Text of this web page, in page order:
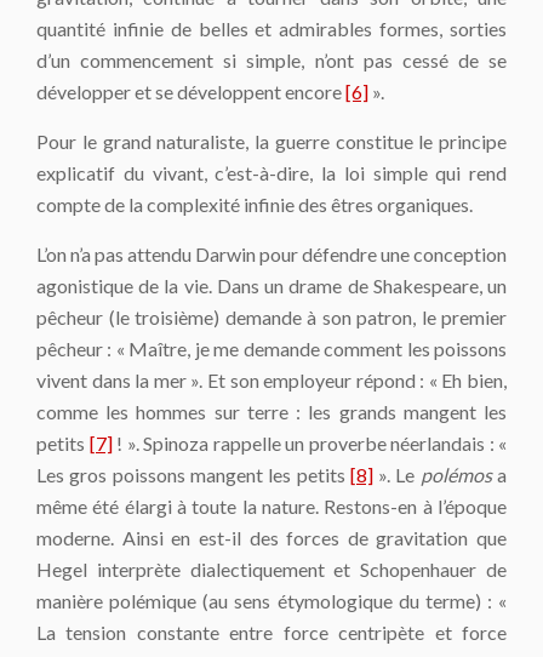
quantité infinie de belles et admirables formes, sorties
d’un commencement si simple, n’ont pas cessé de se
développer et se développent encore[6] ».
Pour le grand naturaliste, la guerre constitue le principe
explicatif du vivant, c’est-à-dire, la loi simple qui rend
compte de la complexité infinie des êtres organiques.
L’on n’a pas attendu Darwin pour défendre une conception
agonistique de la vie. Dans un drame de Shakespeare, un
pêcheur (le troisième) demande à son patron, le premier
pêcheur : « Maître, je me demande comment les poissons
vivent dans la mer ». Et son employeur répond : « Eh bien,
comme les hommes sur terre : les grands mangent les
petits [7]! ». Spinoza rappelle un pro­verbe néerlandais : «
Les gros poissons mangent les petits [8]». Le polémosa
même été élargi à toute la nature. Restons-en à l’époque
moderne. Ainsi en est-il des forces de gravi­tation que
Hegel interprète dialectiquement et Schopenhauer de
manière polémique (au sens étymologique du terme) : «
La tension constante entre force centripète et force